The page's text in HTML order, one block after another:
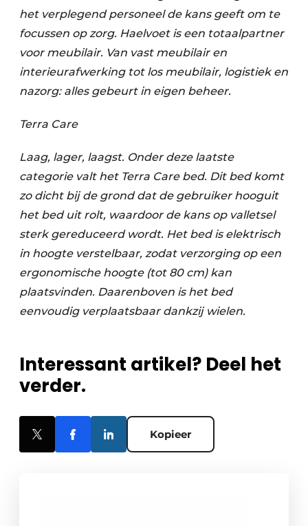
het verplegend personeel de kans geeft om te
focussen op zorg. Haelvoet is een totaalpartner
voor meubilair. Van vast meubilair en
interieurafwerking tot los meubilair, logistiek en
nazorg: alles gebeurt in eigen beheer.
Terra Care
Laag, lager, laagst. Onder deze laatste
categorie valt het Terra Care bed. Dit bed komt
zo dicht bij de grond dat de gebruiker hooguit
het bed uit rolt, waardoor de kans op valletsel
sterk gereduceerd wordt. Het bed is elektrisch
in hoogte verstelbaar, zodat verzorging op een
ergonomische hoogte (tot 80 cm) kan
plaatsvinden. Daarenboven is het bed
eenvoudig verplaatsbaar dankzij wielen.
Interessant artikel? Deel het
verder.
Kopieer